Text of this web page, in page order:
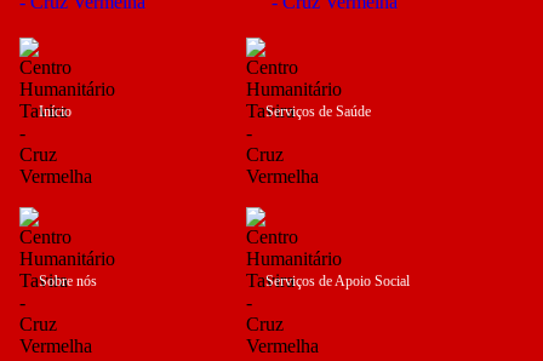
Início
Sobre nós
Serviços de Saúde
Serviços de Apoio Social